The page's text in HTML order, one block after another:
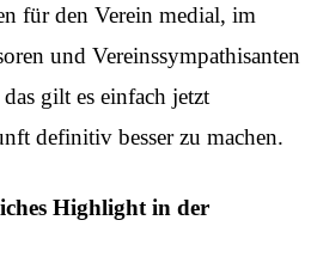
für den Verein medial, im
und Vereinssympathisanten
gilt es einfach jetzt
definitiv besser zu machen.
Highlight in der